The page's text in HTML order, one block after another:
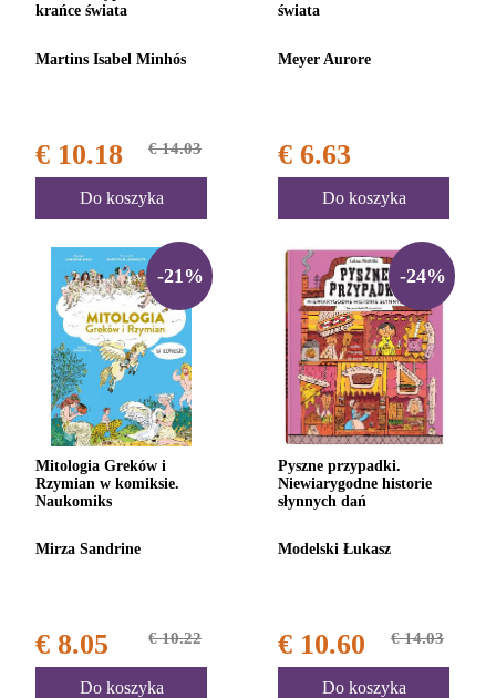
krańce świata
Martins Isabel Minhós
€ 10.18 € 14.03
Do koszyka
świata
Meyer Aurore
€ 6.63
Do koszyka
Mitologia Greków i
Rzymian w komiksie.
Naukomiks
Mirza Sandrine
€ 8.05 € 10.22
Do koszyka
-21%
Pyszne przypadki.
Niewiarygodne historie
słynnych dań
Modelski Łukasz
€ 10.60 € 14.03
Do koszyka
-24%